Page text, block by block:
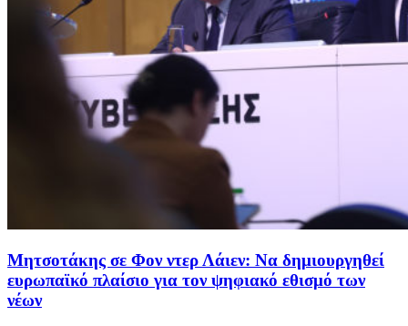
Μητσοτάκης σε Φον ντερ Λάιεν: Να δημιουργηθεί
ευρωπαϊκό πλαίσιο για τον ψηφιακό εθισμό των
νέων